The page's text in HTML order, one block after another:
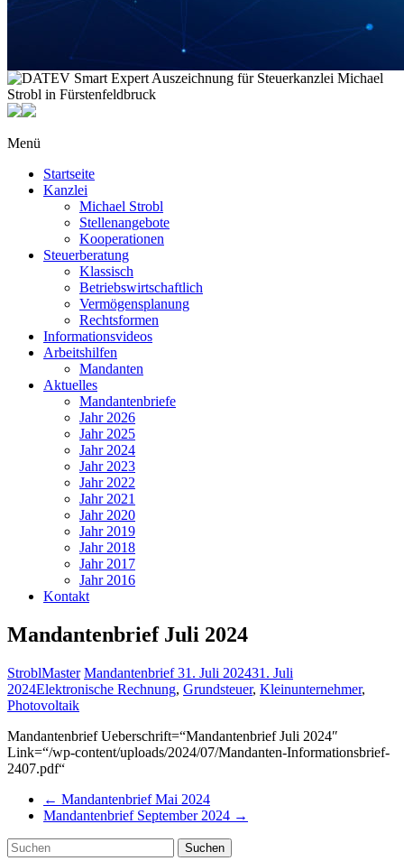
Menü
Startseite
Kanzlei
Michael Strobl
Stellenangebote
Kooperationen
Steuerberatung
Klassisch
Betriebswirtschaftlich
Vermögensplanung
Rechtsformen
Informationsvideos
Arbeitshilfen
Mandanten
Aktuelles
Mandantenbriefe
Jahr 2026
Jahr 2025
Jahr 2024
Jahr 2023
Jahr 2022
Jahr 2021
Jahr 2020
Jahr 2019
Jahr 2018
Jahr 2017
Jahr 2016
Kontakt
Mandantenbrief Juli 2024
StroblMaster Mandantenbrief 31. Juli 202431. Juli
2024Elektronische Rechnung, Grundsteuer, Kleinunternehmer,
Photovoltaik
Mandantenbrief Ueberschrift=“Mandantenbrief Juli 2024″
Link=“/wp-content/uploads/2024/07/Mandanten-Informationsbrief-
2407.pdf“
← Mandantenbrief Mai 2024
Mandantenbrief September 2024 →